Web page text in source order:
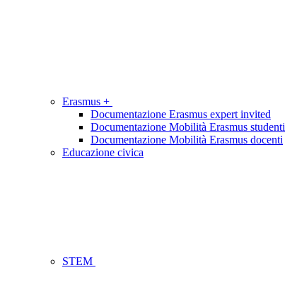
Erasmus +
Documentazione Erasmus expert invited
Documentazione Mobilità Erasmus studenti
Documentazione Mobilità Erasmus docenti
Educazione civica
STEM